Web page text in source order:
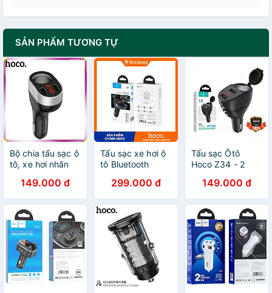
SẢN PHẨM TƯƠNG TỰ
Bộ chia tẩu sạc ô
tô, xe hơi nhãn
HÀNG CHÍNH
HÃNG
149.000 đ
Tẩu sạc xe hơi ô
tô Bluetooth
chính hãng
299.000 đ
Tẩu sạc Ôtô
Hoco Z34 - 2
Màn Hình LED
Thuận Tiện -
Hàng Chính Hãng
149.000 đ